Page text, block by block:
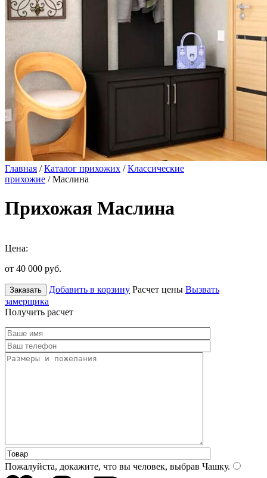
Главная /Каталог прихожих /Классические
прихожие / Маслина
Прихожая Маслина
Цена:
от 40 000 руб.
Заказать Добавить в корзину Расчет цены Вызвать
замерщика
Получить расчет
Пожалуйста, докажите, что вы человек, выбрав Чашку.